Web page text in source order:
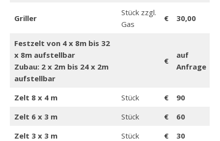
Griller
Stück zzgl.
Gas
€ 30,00
Festzelt von 4 x 8m bis 32
x 8m aufstellbar
Zubau: 2 x 2m bis 24 x 2m
aufstellbar
€
auf
Anfrage
Zelt 8 x 4 m Stück €
90
Zelt 6 x 3 m
Stück €
60
Zelt 3 x 3 m
Stück €
30